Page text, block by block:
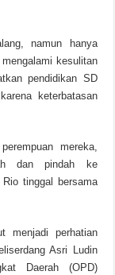
namun hanya
kesulitan
pendidikan SD
keterbatasan
mereka,
dan pindah ke
tinggal bersama
menjadi perhatian
Asri Ludin
Daerah (OPD)